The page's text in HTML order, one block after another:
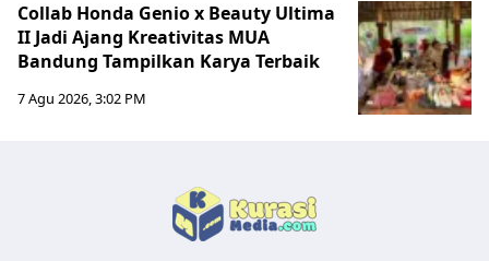
Collab Honda Genio x Beauty Ultima
II Jadi Ajang Kreativitas MUA
Bandung Tampilkan Karya Terbaik
7 Agu 2026, 3:02 PM